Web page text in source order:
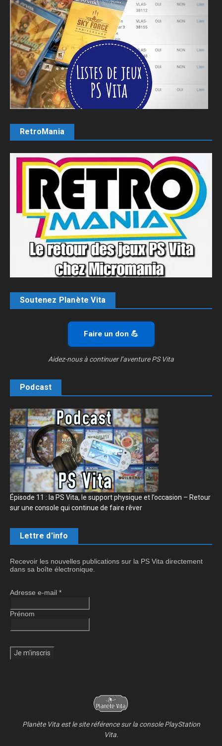
RetroMania
Soutenez Planète Vita
Faire un don 💪
Aidez-nous à continuer l’aventure PS Vita
Podcast
Épisode 11 : la PS Vita, le support physique et l’occasion – Retour
sur une console qui continue de faire rêver
Lettre d'info
Recevoir les nouvelles publications sur la PS Vita directement
dans sa boîte électronique.
Adresse e-mail *
Prénom
Planète Vita est le site référence sur la console PlayStation
Vita.